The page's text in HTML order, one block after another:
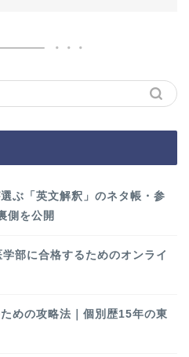
ぶ「英文解釈」のネタ帳・参
側を公開
部に合格するためのオンライ
めの攻略法｜個別歴15年の東